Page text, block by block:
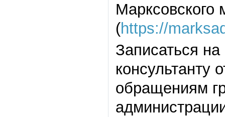
Марксовского
(https://
Записаться
консультанту
обращениям